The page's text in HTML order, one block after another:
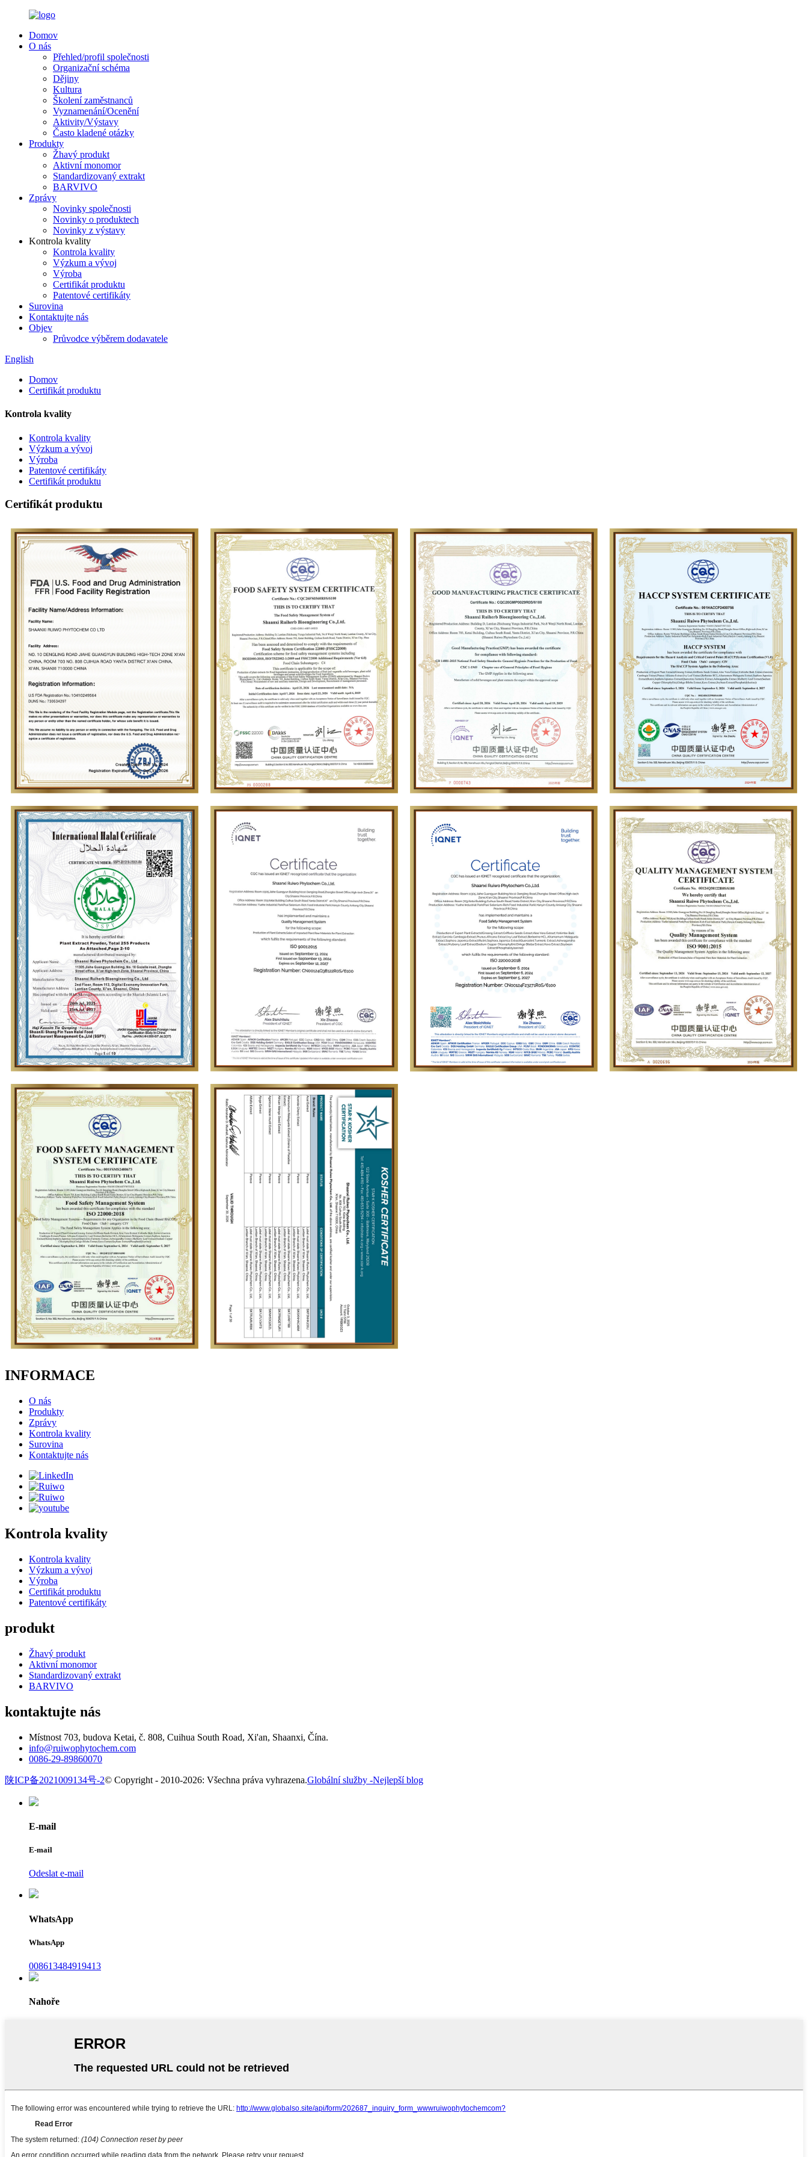
Domov
O nás
Přehled/profil společnosti
Organizační schéma
Dějiny
Kultura
Školení zaměstnanců
Vyznamenání/Ocenění
Aktivity/Výstavy
Často kladené otázky
Produkty
Žhavý produkt
Aktivní monomor
Standardizovaný extrakt
BARVIVO
Zprávy
Novinky společnosti
Novinky o produktech
Novinky z výstavy
Kontrola kvality
Kontrola kvality
Výzkum a vývoj
Výroba
Certifikát produktu
Patentové certifikáty
Surovina
Kontaktujte nás
Objev
Průvodce výběrem dodavatele
English
Domov
Certifikát produktu
Kontrola kvality
Kontrola kvality
Výzkum a vývoj
Výroba
Patentové certifikáty
Certifikát produktu
Certifikát produktu
INFORMACE
O nás
Produkty
Zprávy
Kontrola kvality
Surovina
Kontaktujte nás
Kontrola kvality
Kontrola kvality
Výzkum a vývoj
Výroba
Certifikát produktu
Patentové certifikáty
produkt
Žhavý produkt
Aktivní monomor
Standardizovaný extrakt
BARVIVO
kontaktujte nás
Místnost 703, budova Ketai, č. 808, Cuihua South Road, Xi'an, Shaanxi, Čína.
info@ruiwophytochem.com
0086-29-89860070
陕ICP备2021009134号-2© Copyright - 2010-2026: Všechna práva vyhrazena.Globální služby -Nejlepší blog
E-mail
E-mail
Odeslat e-mail
WhatsApp
WhatsApp
008613484919413
Nahoře